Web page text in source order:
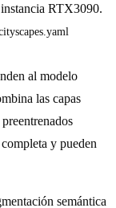
RTX3090.
al modelo
las capas
y pueden
semántica